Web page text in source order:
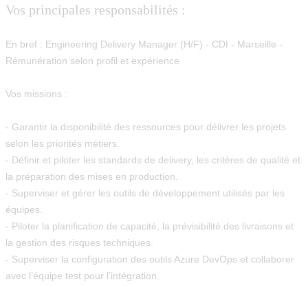
Vos principales responsabilités :
En bref : Engineering Delivery Manager (H/F) - CDI - Marseille -
Rémunération selon profil et expérience
Vos missions :
- Garantir la disponibilité des ressources pour délivrer les projets
selon les priorités métiers.
- Définir et piloter les standards de delivery, les critères de qualité et
la préparation des mises en production.
- Superviser et gérer les outils de développement utilisés par les
équipes.
- Piloter la planification de capacité, la prévisibilité des livraisons et
la gestion des risques techniques.
- Superviser la configuration des outils Azure DevOps et collaborer
avec l’équipe test pour l’intégration.